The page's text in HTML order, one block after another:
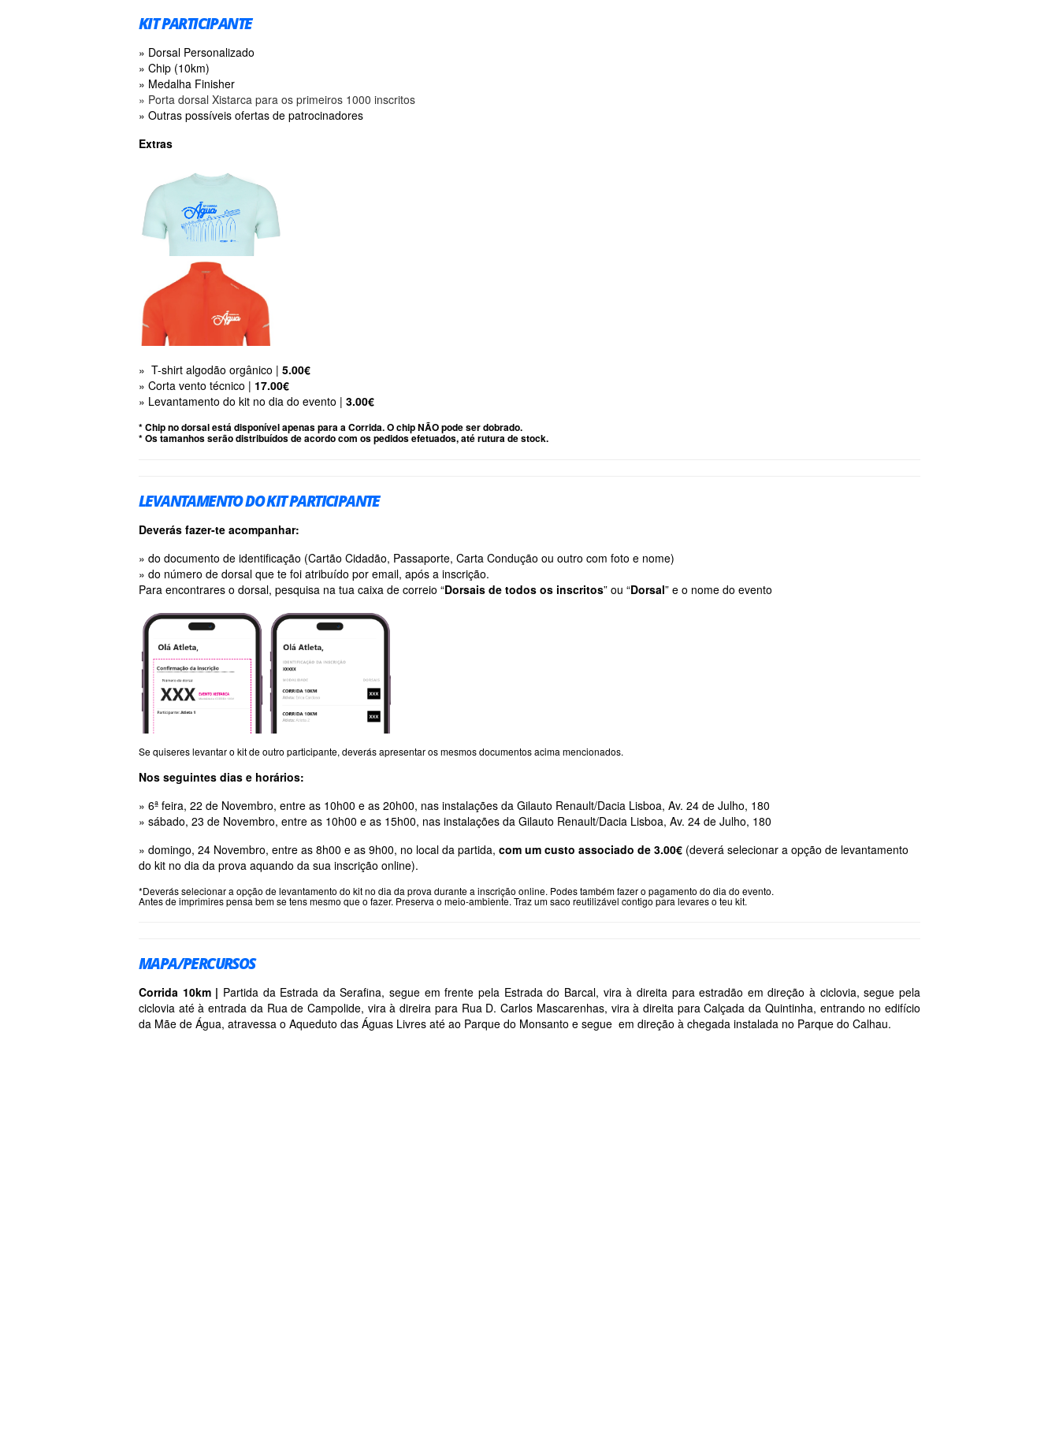
KIT PARTICIPANTE
» Dorsal Personalizado
» Chip (10km)
» Medalha Finisher
» Porta dorsal Xistarca para os primeiros 1000 inscritos
» Outras possíveis ofertas de patrocinadores
Extras
» T-shirt algodão orgânico | 5.00€
» Corta vento técnico | 17.00€
» Levantamento do kit no dia do evento | 3.00€
* Chip no dorsal está disponível apenas para a Corrida. O chip NÃO pode ser dobrado.
* Os tamanhos serão distribuídos de acordo com os pedidos efetuados, até rutura de stock.
LEVANTAMENTO DO KIT PARTICIPANTE
Deverás fazer-te acompanhar:
» do documento de identificação (Cartão Cidadão, Passaporte, Carta Condução ou outro com foto e nome)
» do número de dorsal que te foi atribuído por email, após a inscrição.
Para encontrares o dorsal, pesquisa na tua caixa de correio “Dorsais de todos os inscritos” ou “Dorsal” e o nome do evento
Se quiseres levantar o kit de outro participante, deverás apresentar os mesmos documentos acima mencionados.
Nos seguintes dias e horários:
» 6ª feira, 22 de Novembro, entre as 10h00 e as 20h00, nas instalações da Gilauto Renault/Dacia Lisboa, Av. 24 de Julho, 180
» sábado, 23 de Novembro, entre as 10h00 e as 15h00, nas instalações da Gilauto Renault/Dacia Lisboa, Av. 24 de Julho, 180
» domingo, 24 Novembro, entre as 8h00 e as 9h00, no local da partida, com um custo associado de 3.00€ (deverá selecionar a opção de levantamento
do kit no dia da prova aquando da sua inscrição online).
*Deverás selecionar a opção de levantamento do kit no dia da prova durante a inscrição online. Podes também fazer o pagamento do dia do evento.
Antes de imprimires pensa bem se tens mesmo que o fazer. Preserva o meio-ambiente. Traz um saco reutilizável contigo para levares o teu kit.
MAPA/PERCURSOS
Corrida 10km | Partida da Estrada da Serafina, segue em frente pela Estrada do Barcal, vira à direita para estradão em direção à ciclovia, segue pela
ciclovia até à entrada da Rua de Campolide, vira à direira para Rua D. Carlos Mascarenhas, vira à direita para Calçada da Quintinha, entrando no edifício
da Mãe de Água, atravessa o Aqueduto das Águas Livres até ao Parque do Monsanto e segue em direção à chegada instalada no Parque do Calhau.